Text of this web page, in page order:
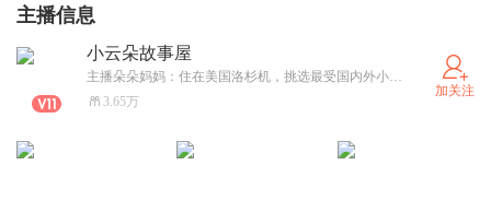
主播信息
小云朵故事屋
主播朵朵妈妈：住在美国洛杉机，挑选最受国内外小朋友欢迎的原版英文绘本，让孩子在听故事的同时熟悉英文语境及表达方式关注“小云朵故事屋”（xiaoyunduogushi）查看中英双语文本及原版绘本图片。
3.65万
加关注